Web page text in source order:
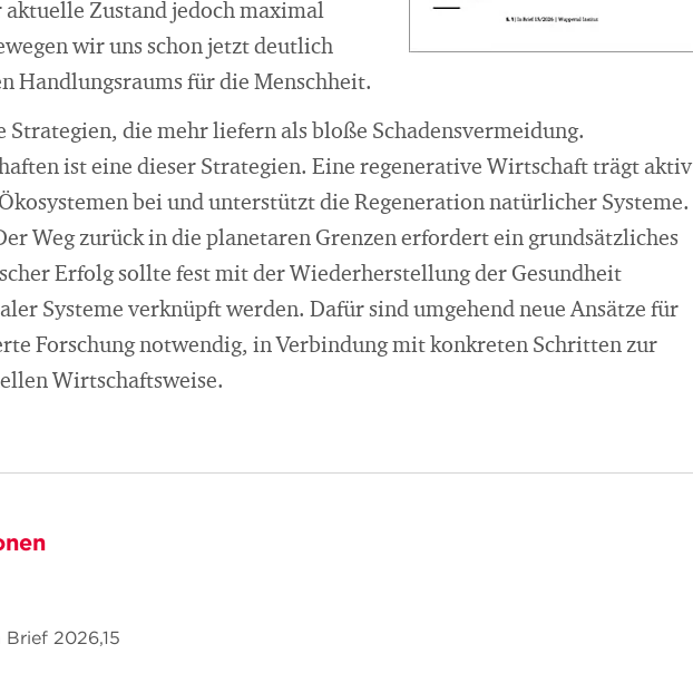
aktuelle Zustand jedoch maximal
wir uns schon jetzt deutlich
Handlungsraums für die Menschheit.
Strategien, die mehr liefern als bloße Schadensvermeidung.
ist eine dieser Strategien. Eine regenerative Wirtschaft trägt aktiv
bei und unterstützt die Regeneration natürlicher Systeme.
Weg zurück in die planetaren Grenzen erfordert ein grundsätzliches
Erfolg sollte fest mit der Wiederherstellung der Gesundheit
Systeme verknüpft werden. Dafür sind umgehend neue Ansätze für
Forschung notwendig, in Verbindung mit konkreten Schritten zur
Wirtschaftsweise.
2026,15